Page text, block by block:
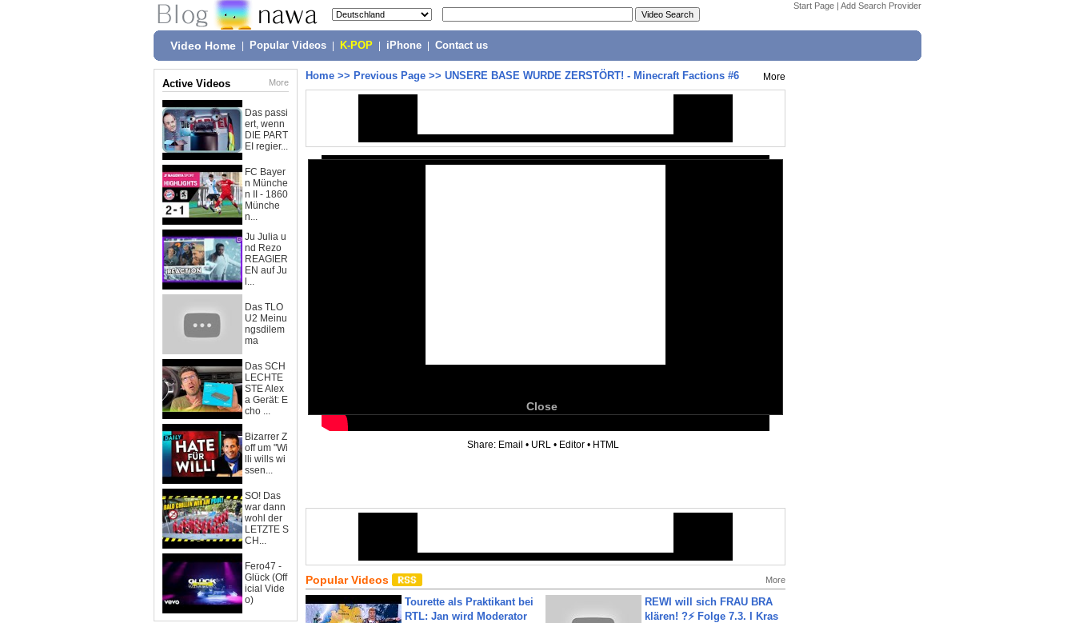
Start Page | Add Search Provider
Video Home Popular Videos K-POP iPhone Contact us
Active Videos More
Das passi
ert, wenn
DIE PART
EI regier...
FC Bayer
n Münche
n II - 1860
Münche
n...
Ju Julia u
nd Rezo
REAGIER
EN auf Ju
l...
Das TLO
U2 Meinu
ngsdilem
ma
Das SCH
LECHTE
STE Alex
a Gerät: E
cho ...
Bizarrer Z
off um "Wi
lli wills wi
ssen...
SO! Das
war dann
wohl der
LETZTE S
CH...
Fero47 -
Glück (Off
icial Vide
o)
Home >> Previous Page >> UNSERE BASE WURDE ZERSTÖRT! - Minecraft Factions #6 More
Close
Share: Email • URL • Editor • HTML
Popular Videos More
Tourette als Praktikant bei
RTL: Jan wird Moderator
REWI will sich FRAU BRA
klären! ?⚡️ Folge 7.3. I Kras